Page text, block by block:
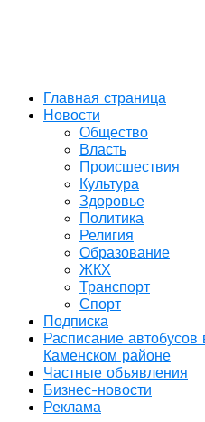
Главная страница
Новости
Общество
Власть
Происшествия
Культура
Здоровье
Политика
Религия
Образование
ЖКХ
Транспорт
Спорт
Подписка
Расписание
Каменском районе
Частные объявления
Бизнес-новости
Реклама